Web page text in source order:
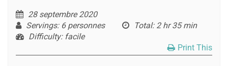
28 septembre 2020
Servings: 6 personnes Total: 2 hr 35 min
Difficulty: facile
Print This